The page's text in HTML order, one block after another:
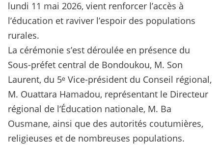
lundi 11 mai 2026, vient renforcer l’accès à
l’éducation et raviver l’espoir des populations
rurales.
La cérémonie s’est déroulée en présence du
Sous-préfet central de Bondoukou, M. Son
Laurent, du 5ᵉ Vice-président du Conseil régional,
M. Ouattara Hamadou, représentant le Directeur
régional de l’Éducation nationale, M. Ba
Ousmane, ainsi que des autorités coutumières,
religieuses et de nombreuses populations.